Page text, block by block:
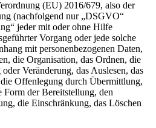
(EU) 2016/679, also der
(nachfolgend nur „DSGVO“
jeder mit oder ohne Hilfe
Vorgang oder jede solche
mit personenbezogenen Daten,
die Organisation, das Ordnen, die
Veränderung, das Auslesen, das
Offenlegung durch Übermittlung,
Form der Bereitstellung, den
die Einschränkung, das Löschen